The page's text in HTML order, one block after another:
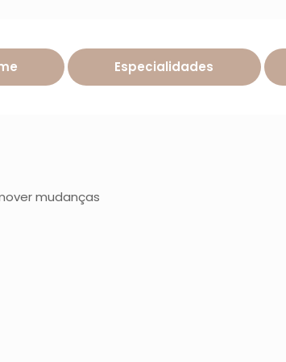
Especialidades
mudanças